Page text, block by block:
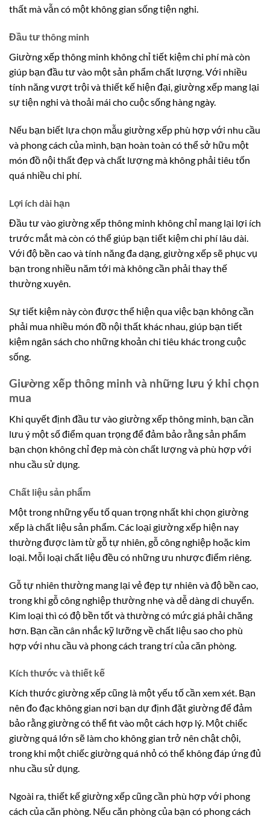
thất mà vẫn có một không gian sống tiện nghi.
Đầu tư thông minh
Giường xếp thông minh không chỉ tiết kiệm chi phí mà còn
giúp bạn đầu tư vào một sản phẩm chất lượng. Với nhiều
tính năng vượt trội và thiết kế hiện đại, giường xếp mang lại
sự tiện nghi và thoải mái cho cuộc sống hàng ngày.
Nếu bạn biết lựa chọn mẫu giường xếp phù hợp với nhu cầu
và phong cách của mình, bạn hoàn toàn có thể sở hữu một
món đồ nội thất đẹp và chất lượng mà không phải tiêu tốn
quá nhiều chi phí.
Lợi ích dài hạn
Đầu tư vào giường xếp thông minh không chỉ mang lại lợi ích
trước mắt mà còn có thể giúp bạn tiết kiệm chi phí lâu dài.
Với độ bền cao và tính năng đa dạng, giường xếp sẽ phục vụ
bạn trong nhiều năm tới mà không cần phải thay thế
thường xuyên.
Sự tiết kiệm này còn được thể hiện qua việc bạn không cần
phải mua nhiều món đồ nội thất khác nhau, giúp bạn tiết
kiệm ngân sách cho những khoản chi tiêu khác trong cuộc
sống.
Giường xếp thông minh và những lưu ý khi chọn
mua
Khi quyết định đầu tư vào giường xếp thông minh, bạn cần
lưu ý một số điểm quan trọng để đảm bảo rằng sản phẩm
bạn chọn không chỉ đẹp mà còn chất lượng và phù hợp với
nhu cầu sử dụng.
Chất liệu sản phẩm
Một trong những yếu tố quan trọng nhất khi chọn giường
xếp là chất liệu sản phẩm. Các loại giường xếp hiện nay
thường được làm từ gỗ tự nhiên, gỗ công nghiệp hoặc kim
loại. Mỗi loại chất liệu đều có những ưu nhược điểm riêng.
Gỗ tự nhiên thường mang lại vẻ đẹp tự nhiên và độ bền cao,
trong khi gỗ công nghiệp thường nhẹ và dễ dàng di chuyển.
Kim loại thì có độ bền tốt và thường có mức giá phải chăng
hơn. Bạn cần cân nhắc kỹ lưỡng về chất liệu sao cho phù
hợp với nhu cầu và phong cách trang trí của căn phòng.
Kích thước và thiết kế
Kích thước giường xếp cũng là một yếu tố cần xem xét. Bạn
nên đo đạc không gian nơi bạn dự định đặt giường để đảm
bảo rằng giường có thể fit vào một cách hợp lý. Một chiếc
giường quá lớn sẽ làm cho không gian trở nên chật chội,
trong khi một chiếc giường quá nhỏ có thể không đáp ứng đủ
nhu cầu sử dụng.
Ngoài ra, thiết kế giường xếp cũng cần phù hợp với phong
cách của căn phòng. Nếu căn phòng của bạn có phong cách